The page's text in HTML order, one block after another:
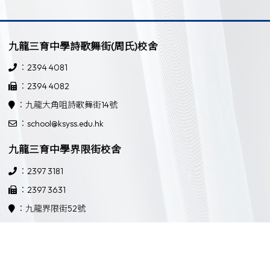
九龍三育中學詩歌舞街(周氏)校舍
：2394 4081
：2394 4082
：九龍大角咀詩歌舞街14號
：school@ksyss.edu.hk
九龍三育中學界限街校舍
：2397 3181
：2397 3631
：九龍界限街52號